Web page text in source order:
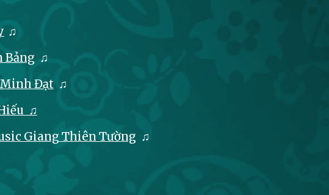
♫
Bảng ♫
Minh Đạt ♫
♫
Giang Thiên Tường ♫